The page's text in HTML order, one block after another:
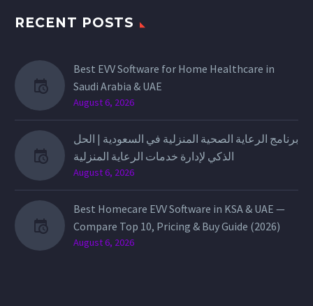
RECENT POSTS
Best EVV Software for Home Healthcare in
Saudi Arabia & UAE
August 6, 2026
برنامج الرعاية الصحية المنزلية في السعودية | الحل
الذكي لإدارة خدمات الرعاية المنزلية
August 6, 2026
Best Homecare EVV Software in KSA & UAE —
Compare Top 10, Pricing & Buy Guide (2026)
August 6, 2026